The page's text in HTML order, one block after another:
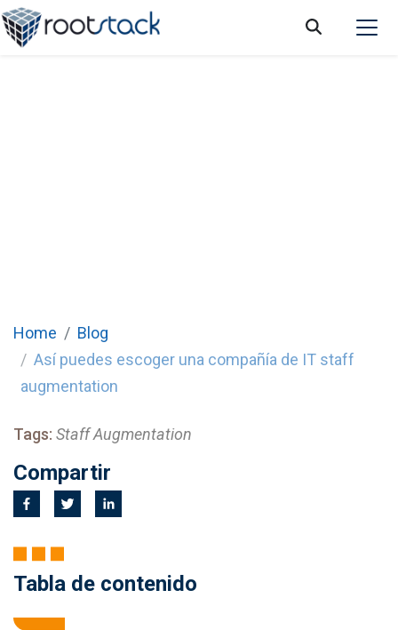
Home
Blog
Así puedes escoger una compañía de IT staff
augmentation
Tags: Staff Augmentation
Compartir
Tabla de contenido